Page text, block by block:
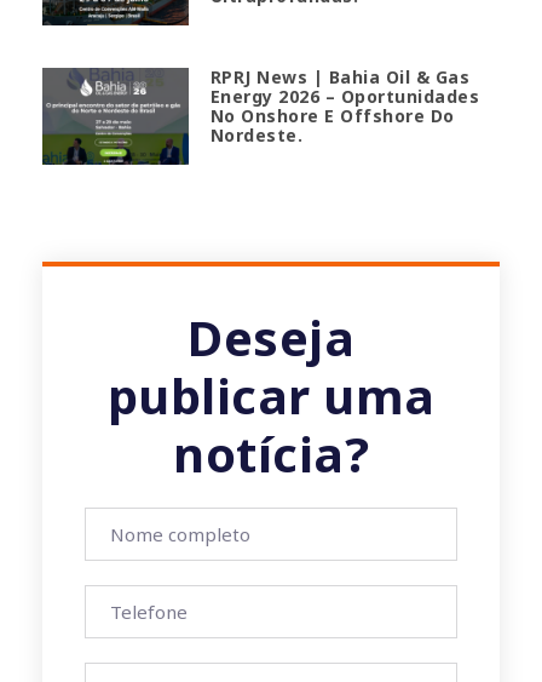
RPRJ News | Bahia Oil & Gas
Energy 2026 – Oportunidades
No Onshore E Offshore Do
Nordeste.
Deseja
publicar uma
notícia?